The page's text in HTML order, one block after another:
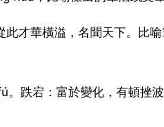
此才華橫溢，名聞天下。比
跌宕：富於變化，有頓挫